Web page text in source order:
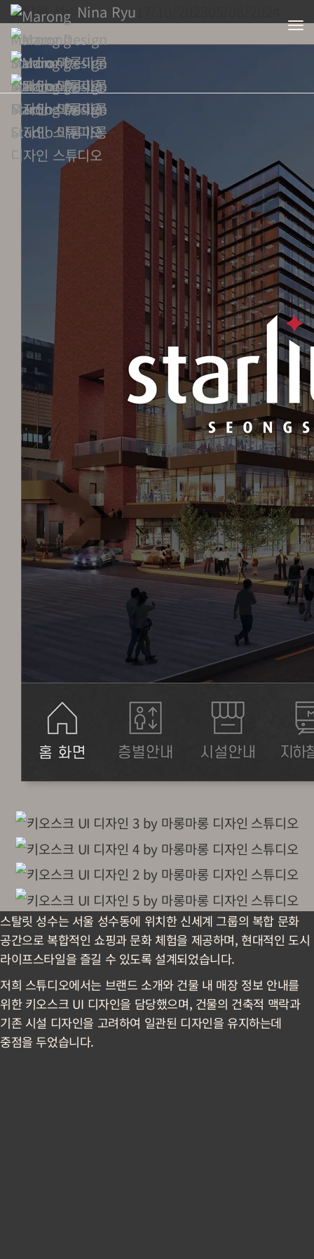
스탈릿 성수 Nina Ryu
스탈릿 성수는 서울 성수동에 위치한 신세계 그룹의 복합 문화
공간으로 복합적인 쇼핑과 문화 체험을 제공하며, 현대적인 도시
라이프스타일을 즐길 수 있도록 설계되었습니다.
저희 스튜디오에서는 브랜드 소개와 건물 내 매장 정보 안내를
위한 키오스크 UI 디자인을 담당했으며, 건물의 건축적 맥락과
기존 시설 디자인을 고려하여 일관된 디자인을 유지하는데
중점을 두었습니다.